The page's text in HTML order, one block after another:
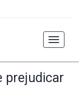
Toggle
prejudicar